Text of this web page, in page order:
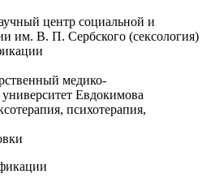
центр социальной и
им. В. П. Сербского (сексология)
медико-
Евдокимова
психотерапия,